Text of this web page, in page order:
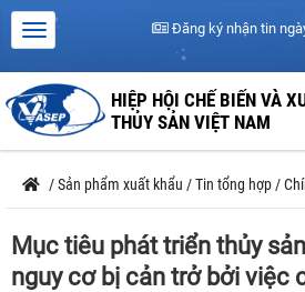
Đăng ký nhận tin
HIỆP HỘI CHẾ BIẾN VÀ
THỦY SẢN VIỆT NAM
/Sản phẩm xuất khẩu /Tin tổng hợp /
Mục tiêu phát triển thủy
nguy cơ bị cản trở bởi việc